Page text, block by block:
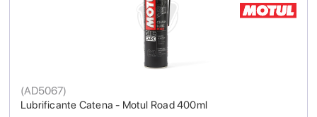
Lubrificante Catena - Motul Road 400ml
(AD5067)